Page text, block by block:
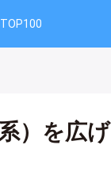
TOP100
）を広げ